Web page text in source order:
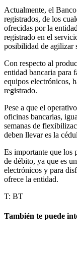
Actualmente, el
registrados, de los
ofrecidas por la
registrado en el
posibilidad de agilizar
Con respecto al
entidad bancaria para
equipos electrónicos,
registrado.
Pese a que el
oficinas bancarias,
semanas de
deben llevar es la
Es importante que los
de débito, ya que es
electrónicos y para
ofrece la entidad.
T: BT
También te puede